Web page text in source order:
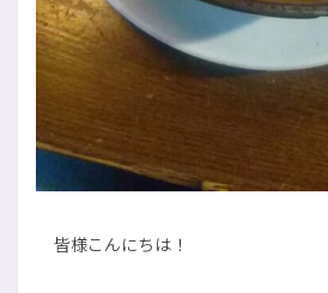
皆様こんにちは！